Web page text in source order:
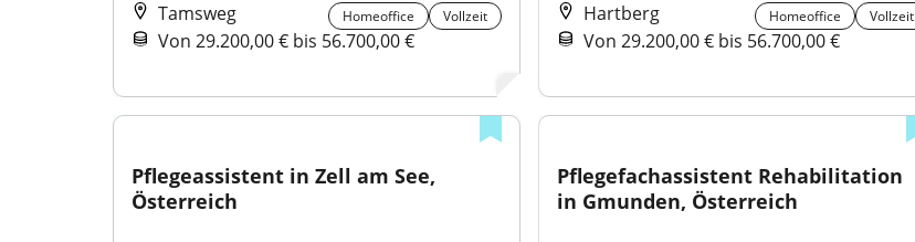
Tamsweg
Homeoffice Vollzeit
Von 29.200,00 € bis 56.700,00 €
Hartberg
Homeoffice Vollzeit
Von 29.200,00 € bis 56.700,00 €
Pflegeassistent in Zell am See,
Österreich
Pflegefachassistent Rehabilitation
in Gmunden, Österreich